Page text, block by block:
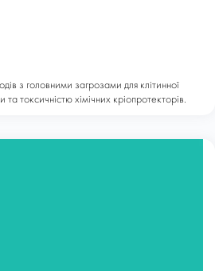
з головними загрозами для клітинної
та токсичністю хімічних кріопротекторів.